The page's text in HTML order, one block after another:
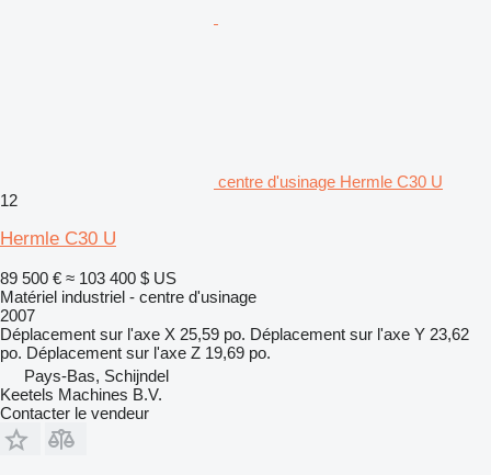
centre d'usinage Hermle C30 U
12
Hermle C30 U
89 500 € ≈ 103 400 $ US
Matériel industriel - centre d'usinage
2007
Déplacement sur l'axe X 25,59 po. Déplacement sur l'axe Y 23,62
po. Déplacement sur l'axe Z 19,69 po.
Pays-Bas, Schijndel
Keetels Machines B.V.
Contacter le vendeur